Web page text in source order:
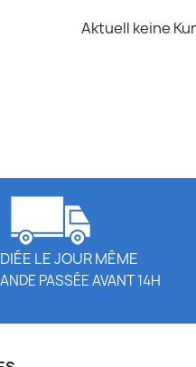
Aktuell keine
LE JOUR MÊME
PASSÉE AVANT 14H